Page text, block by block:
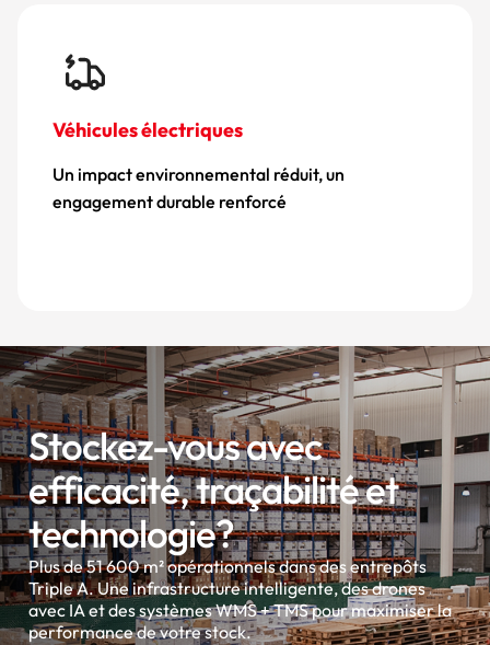
un
Gain de temps et réduction
Stockez-vous avec
efficacité, traçabilité et
technologie?
Plus de 51 600 m² opérationnels dans des entrepôts
Triple A. Une infrastructure intelligente, des drones
avec IA et des systèmes WMS + TMS pour maximiser la
performance de votre stock.